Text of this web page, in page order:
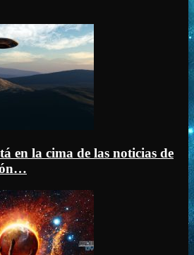
en la cima de las noticias de